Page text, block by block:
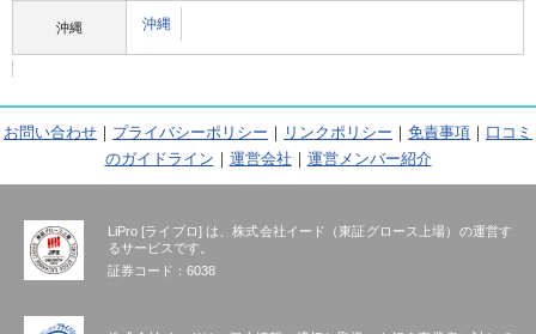
沖縄 沖縄
お問い合わせ ｜ プライバシーポリシー ｜ リンクポリシー ｜ 免責事項 ｜ 口コミ
のガイドライン ｜ 運営会社 ｜ 運営メンバー紹介
LiPro [ライプロ] は、株式会社イード（東証グロース上場）の運営す
るサービスです。
証券コード：6038